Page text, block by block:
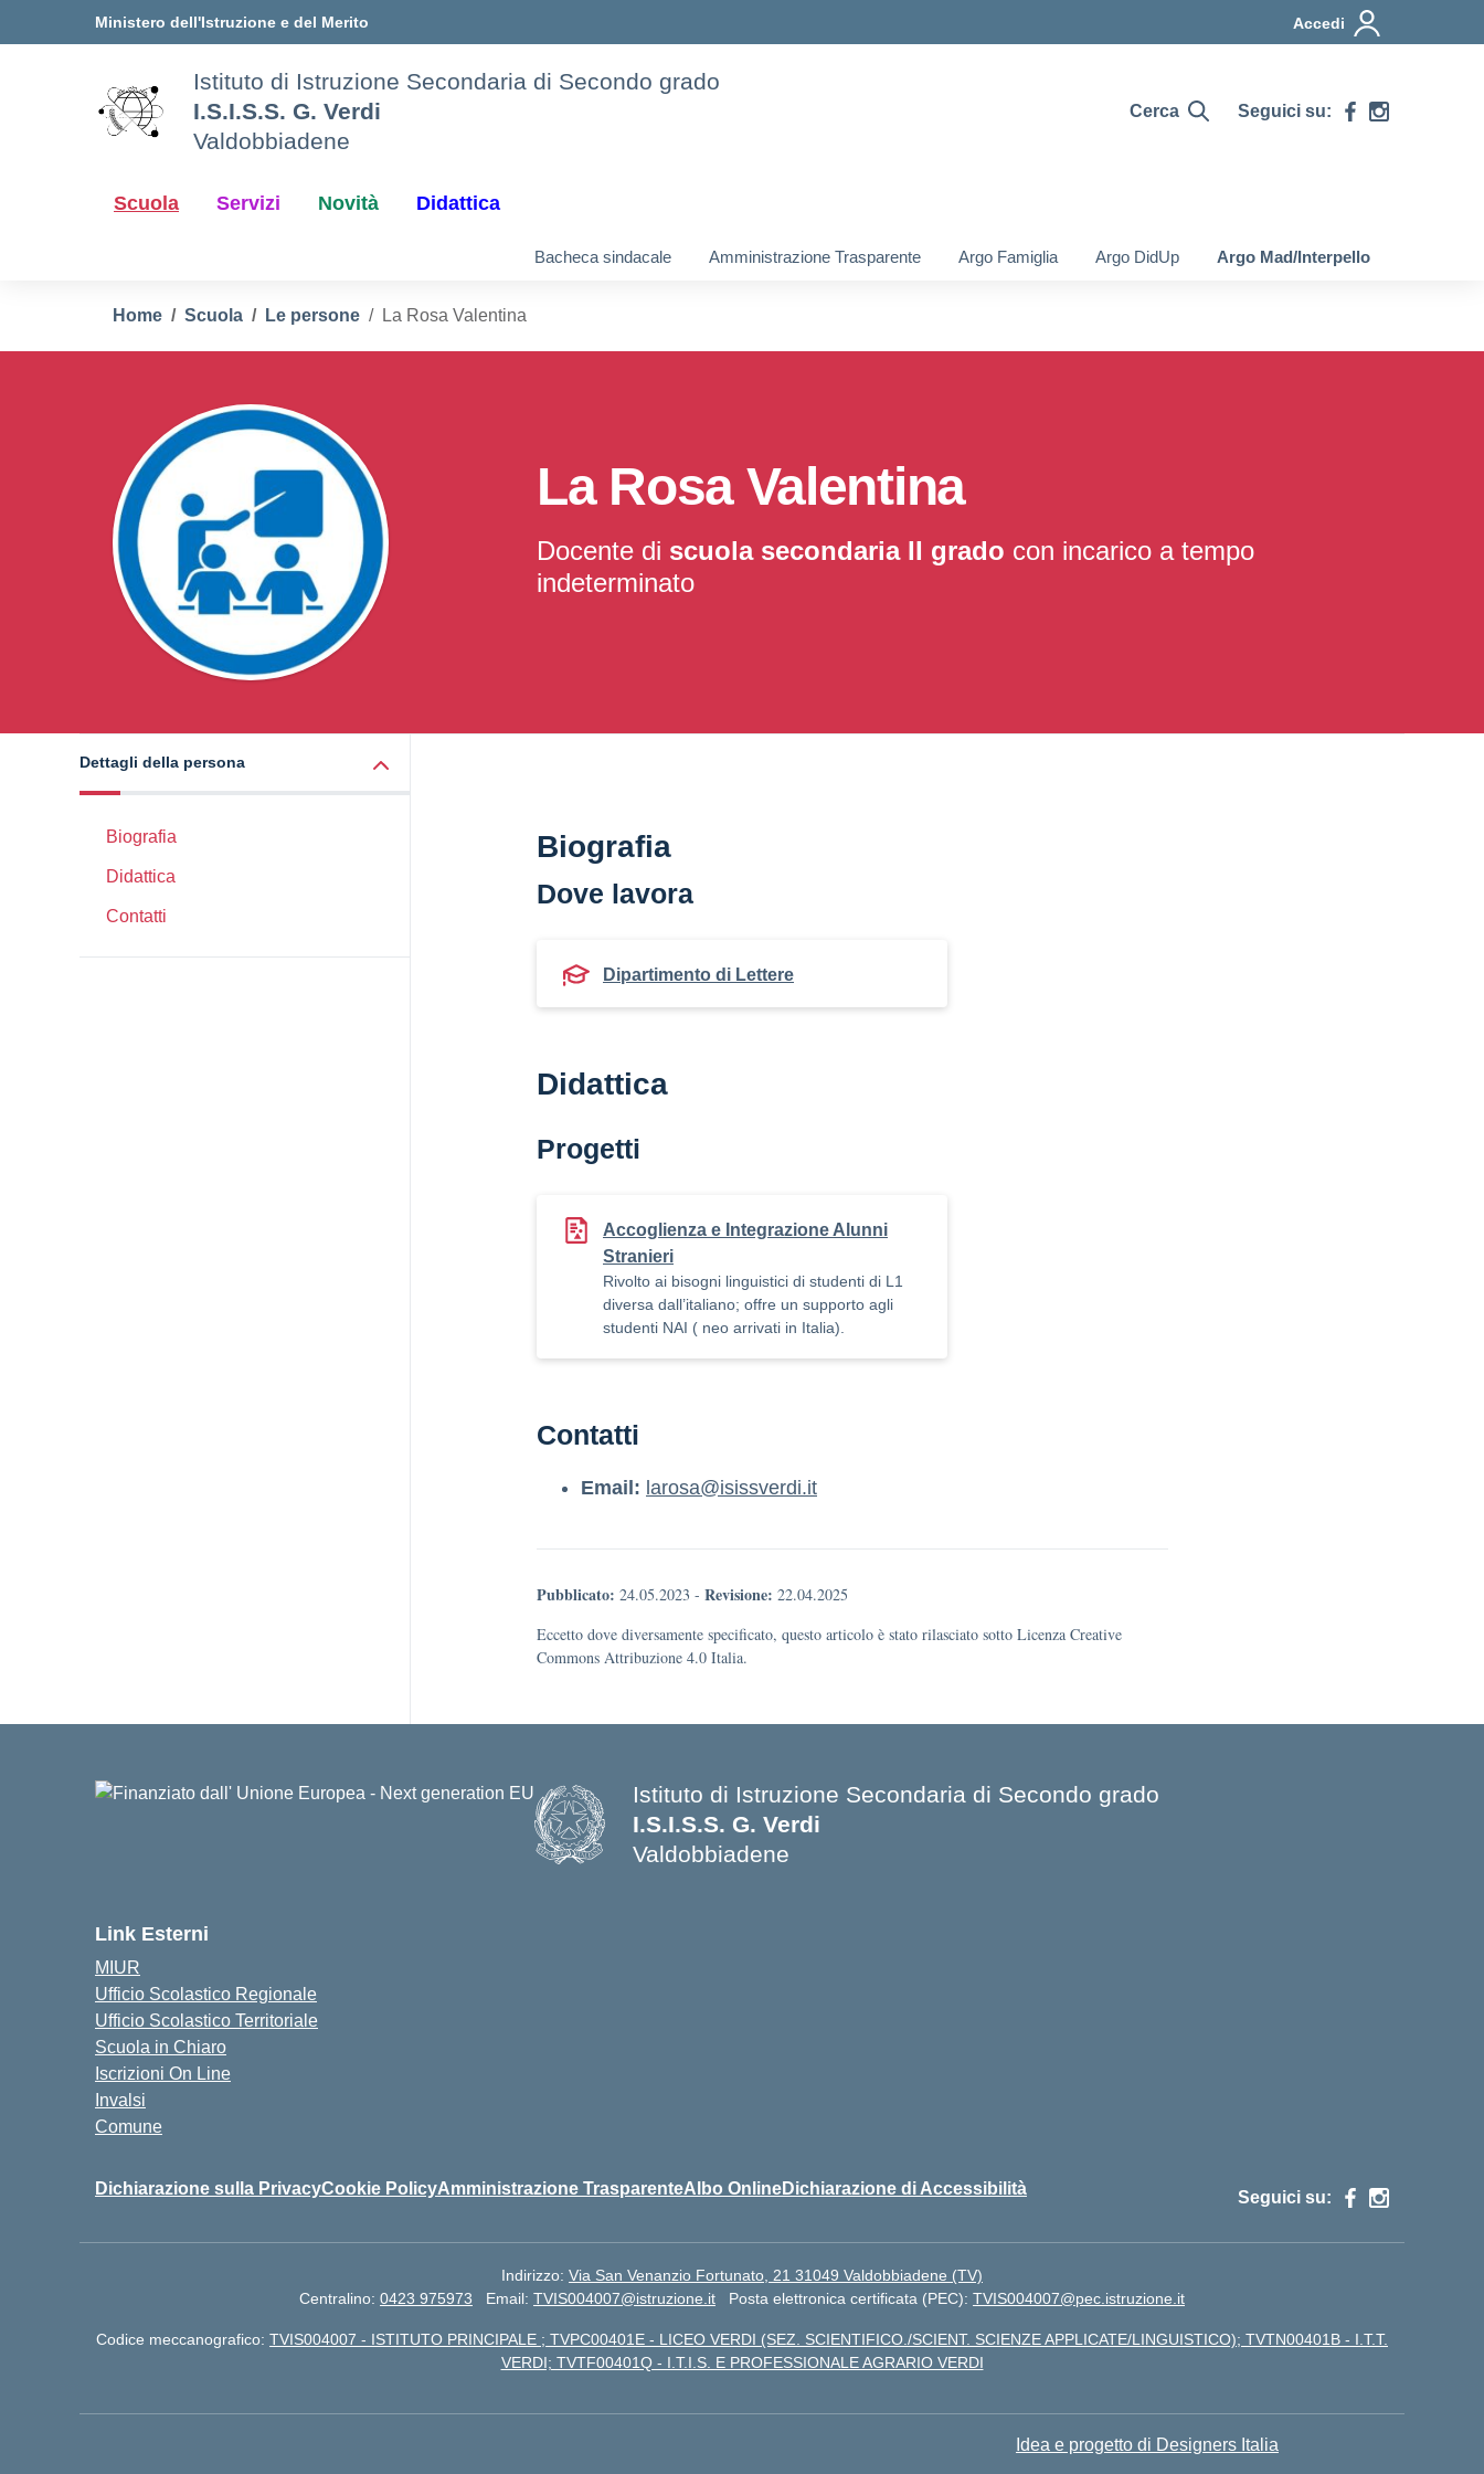
Ministero dell'Istruzione e del Merito Accedi
Istituto di Istruzione Secondaria di Secondo grado
I.S.I.S.S. G. Verdi
Valdobbiadene
Cerca Seguici su:
Scuola Servizi Novità Didattica
Bacheca sindacale Amministrazione Trasparente Argo Famiglia Argo DidUp Argo Mad/Interpello
Home Scuola Le persone La Rosa Valentina
La Rosa Valentina
Docente di scuola secondaria II grado con incarico a tempo
indeterminato
Dettagli della persona
Biografia
Didattica
Contatti
Biografia
Dove lavora
Dipartimento di Lettere
Didattica
Progetti
Accoglienza e Integrazione Alunni
Stranieri
Rivolto ai bisogni linguistici di studenti di L1
diversa dall’italiano; offre un supporto agli
studenti NAI ( neo arrivati in Italia).
Contatti
Email: larosa@isissverdi.it
Pubblicato: 24.05.2023 - Revisione: 22.04.2025
Eccetto dove diversamente specificato, questo articolo è stato rilasciato sotto Licenza Creative
Commons Attribuzione 4.0 Italia.
Istituto di Istruzione Secondaria di Secondo grado
I.S.I.S.S. G. Verdi
Valdobbiadene
Link Esterni
MIUR
Ufficio Scolastico Regionale
Ufficio Scolastico Territoriale
Scuola in Chiaro
Iscrizioni On Line
Invalsi
Comune
Dichiarazione sulla PrivacyCookie PolicyAmministrazione TrasparenteAlbo OnlineDichiarazione di Accessibilità Seguici su:
Indirizzo: Via San Venanzio Fortunato, 21 31049 Valdobbiadene (TV)
Centralino: 0423 975973 Email: TVIS004007@istruzione.it Posta elettronica certificata (PEC): TVIS004007@pec.istruzione.it
Codice meccanografico: TVIS004007 - ISTITUTO PRINCIPALE ; TVPC00401E - LICEO VERDI (SEZ. SCIENTIFICO./SCIENT. SCIENZE APPLICATE/LINGUISTICO); TVTN00401B - I.T.T.
VERDI; TVTF00401Q - I.T.I.S. E PROFESSIONALE AGRARIO VERDI
Idea e progetto di Designers Italia